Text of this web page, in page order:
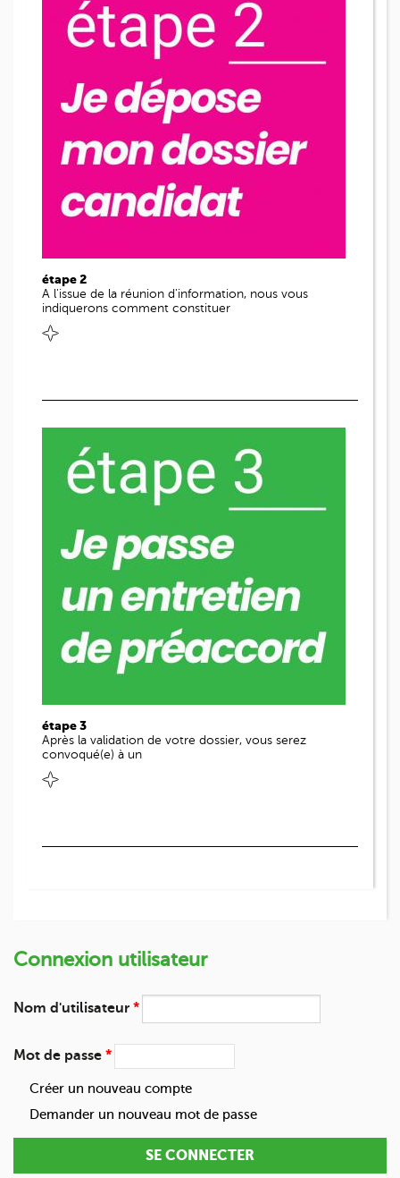
étape 2
A l'issue de la réunion d'information, nous vous
indiquerons comment constituer
étape 3
Après la validation de votre dossier, vous serez
convoqué(e) à un
Connexion utilisateur
Nom d'utilisateur *
Mot de passe *
Créer un nouveau compte
Demander un nouveau mot de passe